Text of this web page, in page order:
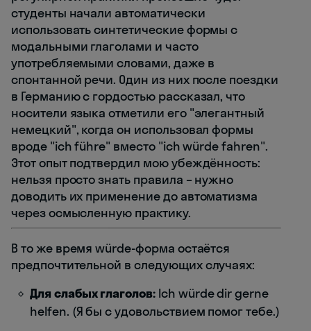
студенты начали автоматически
использовать синтетические формы с
модальными глаголами и часто
употребляемыми словами, даже в
спонтанной речи. Один из них после поездки
в Германию с гордостью рассказал, что
носители языка отметили его "элегантный
немецкий", когда он использовал формы
вроде "ich führe" вместо "ich würde fahren".
Этот опыт подтвердил мою убеждённость:
нельзя просто знать правила – нужно
доводить их применение до автоматизма
через осмысленную практику.
В то же время würde-форма остаётся
предпочтительной в следующих случаях:
Для слабых глаголов: Ich würde dir gerne
helfen. (Я бы с удовольствием помог тебе.)